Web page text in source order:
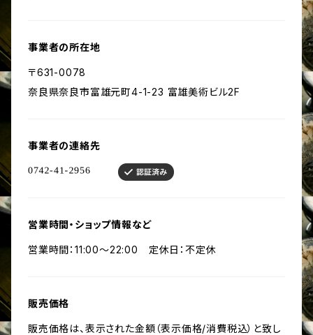
事業者の所在地
〒631-0078
奈良県奈良市富雄元町4-1-23 富雄美術ビル2F
事業者の連絡先
営業時間・ショップ情報など
営業時間：11:00〜22:00 定休日：不定休
販売価格
販売価格は、表示された金額（表示価格/消費税込）と致し